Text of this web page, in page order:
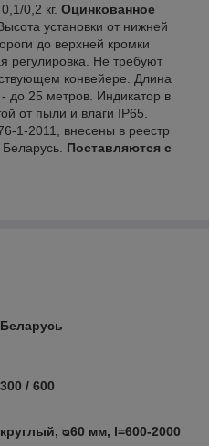
0,2 кг. Оцинкованное
Высота установки от нижней
до верхней кромки
регулировка. Не требуют
конвейере. Длина
до 25 метров. Индикатор в
от пыли и влаги IP65.
1-2011, внесены в реестр
Поставляются с
Беларусь
300 / 600
круглый, ᴓ60 мм, l=600-2000